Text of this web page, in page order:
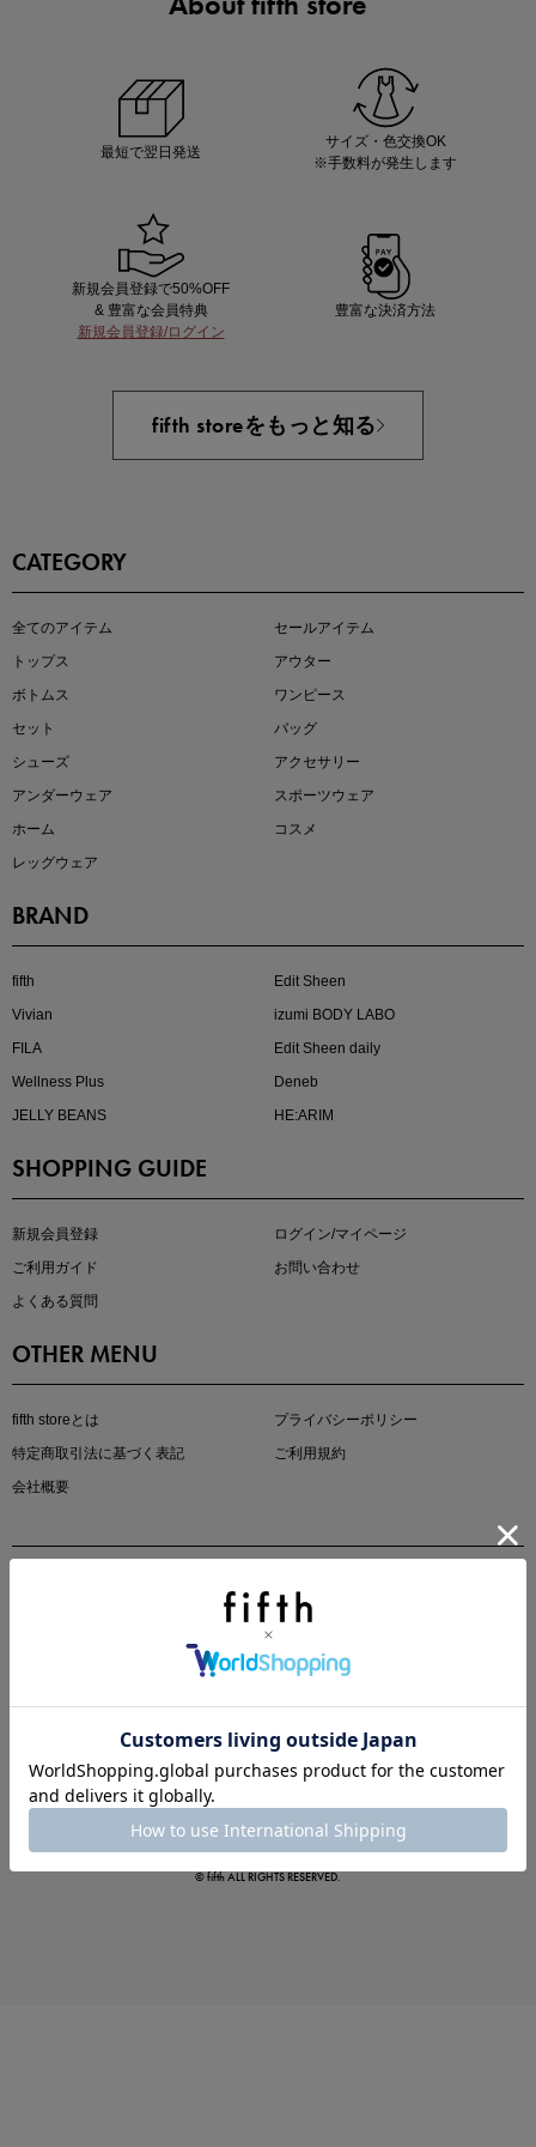
即戦力アイテム続々対象
大人の着映えアイテム5選
マストバイアイテム
この夏の主役確定！
最短で翌日発送
サイズ・色交換OK
※手数料が発生します
新規会員登録で50%OFF
& 豊富な会員特典
新規会員登録/ログイン
豊富な決済方法
fifth storeをもっと知る
CATEGORY
全てのアイテム
セールアイテム
トップス
アウター
ボトムス
ワンピース
セット
バッグ
シューズ
アクセサリー
アンダーウェア
スポーツウェア
ホーム
コスメ
レッグウェア
BRAND
fifth
Edit Sheen
Vivian
izumi BODY LABO
FILA
Edit Sheen daily
Wellness Plus
Deneb
JELLY BEANS
HE:ARIM
SHOPPING GUIDE
新規会員登録
ログイン/マイページ
ご利用ガイド
お問い合わせ
よくある質問
OTHER MENU
fifth storeとは
プライバシーポリシー
特定商取引法に基づく表記
ご利用規約
会社概要
© fifth ALL RIGHTS RESERVED.